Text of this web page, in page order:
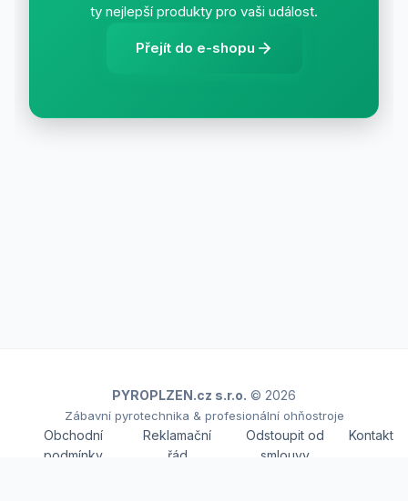
ty nejlepší produkty pro vaši událost.
Přejít do e-shopu
PYROPLZEN.cz s.r.o. © 2026
Zábavní pyrotechnika & profesionální ohňostroje
Obchodní
podmínky
Reklamační
řád
Odstoupit od
smlouvy
Kontakt